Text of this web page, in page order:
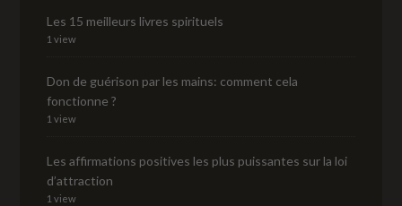
Les 15 meilleurs livres spirituels
1 view
Don de guérison par les mains: comment cela
fonctionne ?
1 view
Les affirmations positives les plus puissantes sur la loi
d’attraction
1 view